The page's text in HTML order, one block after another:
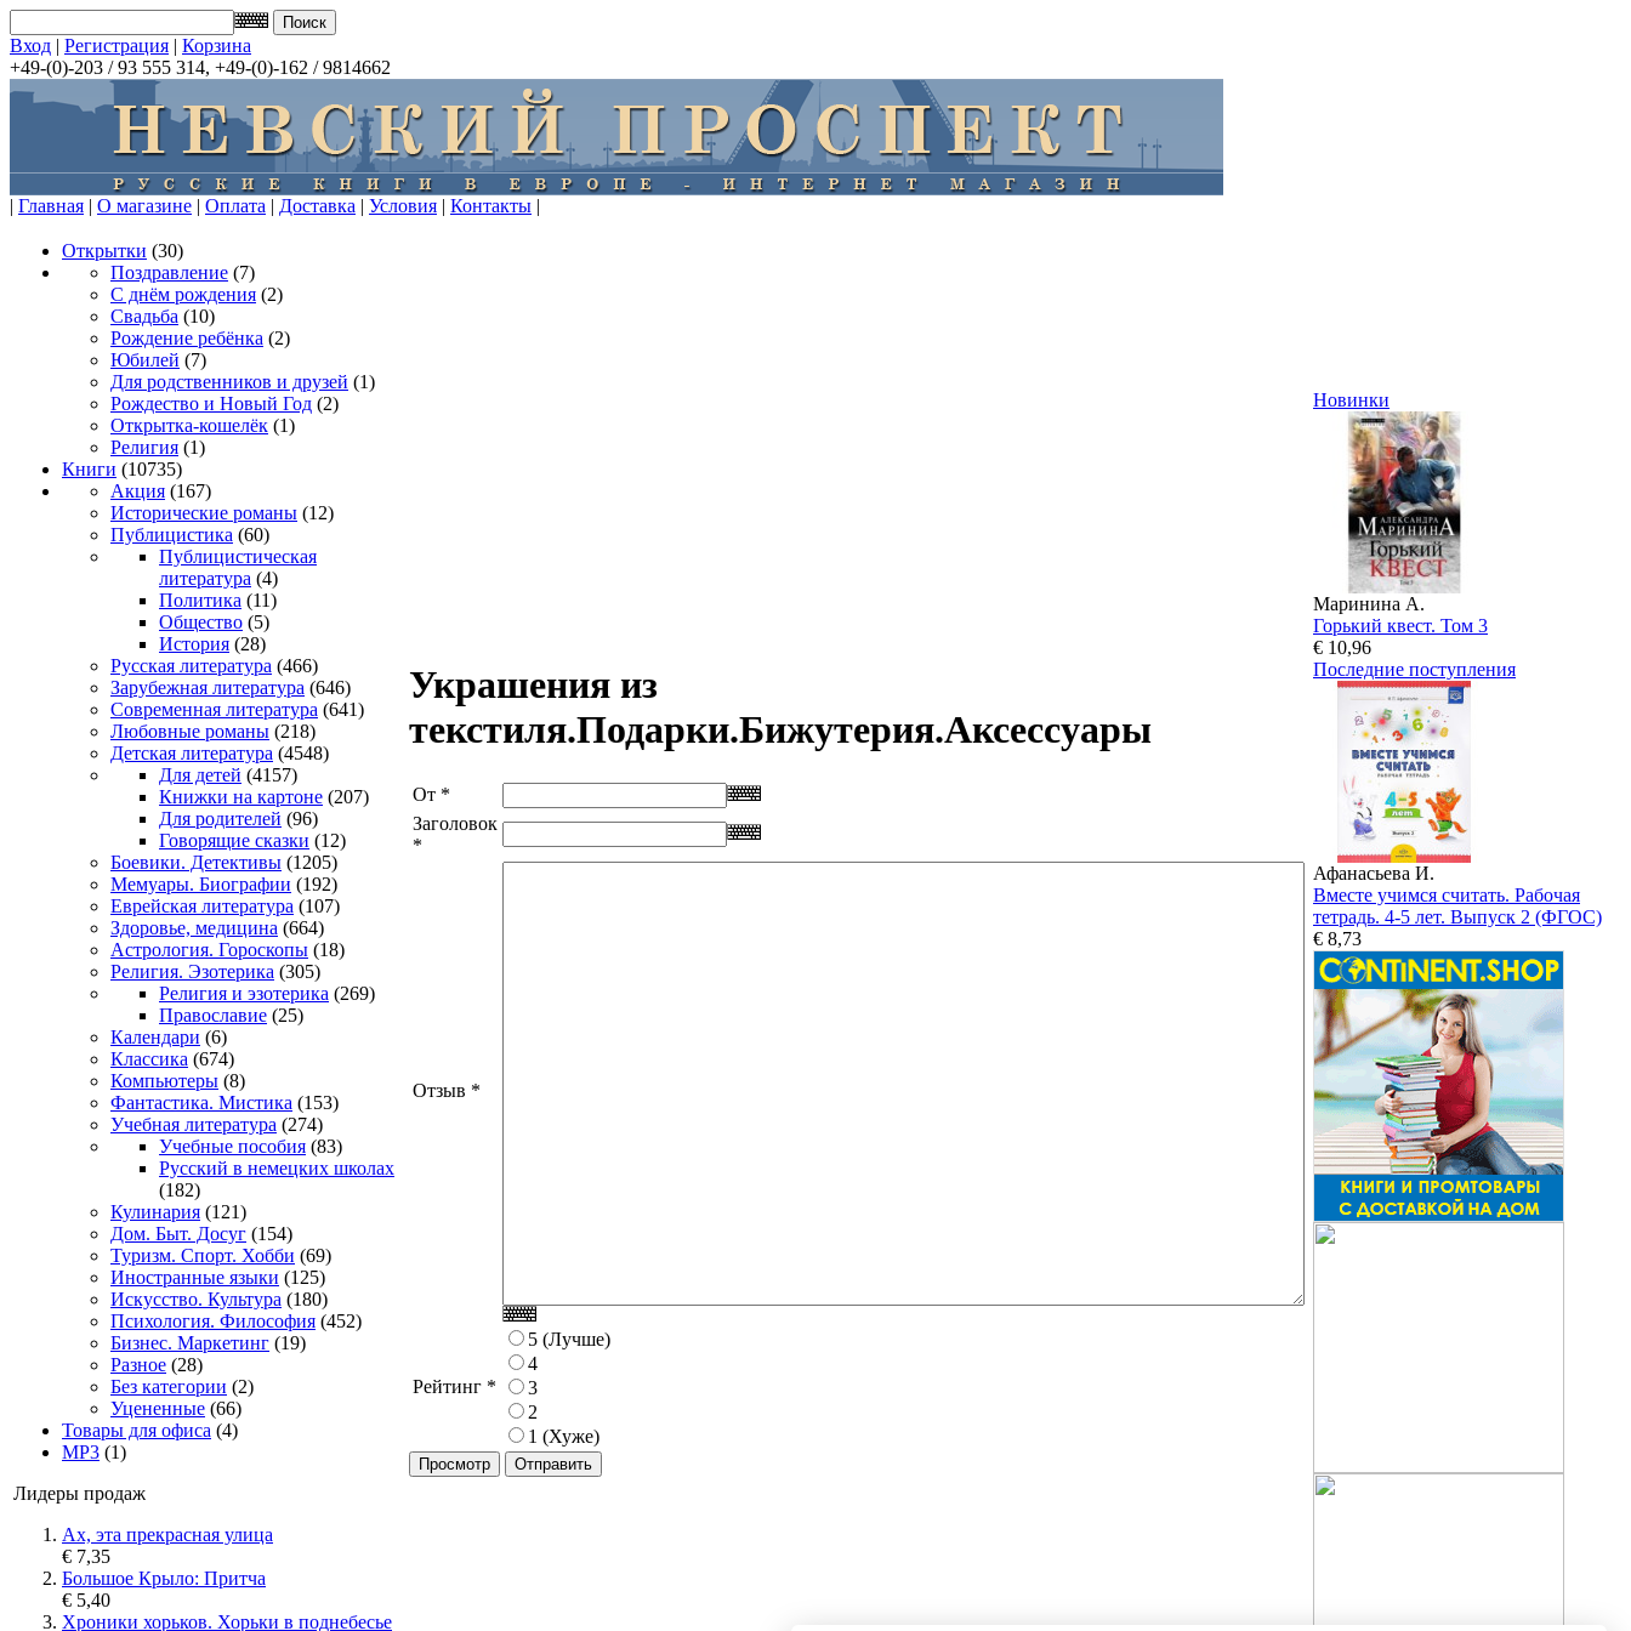
Вход | Регистрация | Корзина
+49-(0)-203 / 93 555 314, +49-(0)-162 / 9814662
| Главная | О магазине | Оплата | Доставка | Условия | Контакты |
Открытки (30)
Поздравление (7)
С днём рождения (2)
Свадьба (10)
Рождение ребёнка (2)
Юбилей (7)
Для родственников и друзей (1)
Рождество и Новый Год (2)
Открытка-кошелёк (1)
Религия (1)
Книги (10735)
Акция (167)
Исторические романы (12)
Публицистика (60)
Публицистическая
литература (4)
Политика (11)
Общество (5)
История (28)
Русская литература (466)
Зарубежная литература (646)
Современная литература (641)
Любовные романы (218)
Детская литература (4548)
Для детей (4157)
Книжки на картоне (207)
Для родителей (96)
Говорящие сказки (12)
Боевики. Детективы (1205)
Мемуары. Биографии (192)
Еврейская литература (107)
Здоровье, медицина (664)
Астрология. Гороскопы (18)
Религия. Эзотерика (305)
Религия и эзотерика (269)
Православие (25)
Календари (6)
Классика (674)
Компьютеры (8)
Фантастика. Мистика (153)
Учебная литература (274)
Учебные пособия (83)
Русский в немецких школах
(182)
Кулинария (121)
Дом. Быт. Досуг (154)
Туризм. Спорт. Хобби (69)
Иностранные языки (125)
Искусство. Культура (180)
Психология. Философия (452)
Бизнес. Маркетинг (19)
Разное (28)
Без категории (2)
Уцененные (66)
Товары для офиса (4)
MP3 (1)
Лидеры продаж
Ах, эта прекрасная улица
€ 7,35
Большое Крыло: Притча
€ 5,40
Хроники хорьков. Хорьки в поднебесье
Украшения из
текстиля.Подарки.Бижутерия.Аксессуары
От *
Заголовок
*
Отзыв *
Рейтинг *
5 (Лучше)
4
3
2
1 (Хуже)
Просмотр
Новинки
Маринина А.
Горький квест. Том 3
€ 10,96
Последние поступления
Афанасьева И.
Вместе учимся считать. Рабочая
тетрадь. 4-5 лет. Выпуск 2 (ФГОС)
€ 8,73